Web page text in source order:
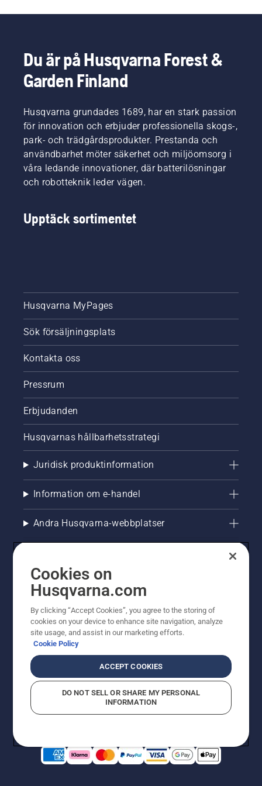
Du är på Husqvarna Forest &
Garden Finland
Husqvarna grundades 1689, har en stark passion
för innovation och erbjuder professionella skogs-,
park- och trädgårdsprodukter. Prestanda och
användbarhet möter säkerhet och miljöomsorg i
våra ledande innovationer, där batterilösningar
och robotteknik leder vägen.
Upptäck sortimentet
Husqvarna MyPages
Sök försäljningsplats
Kontakta oss
Pressrum
Erbjudanden
Husqvarnas hållbarhetsstrategi
Juridisk produktinformation
Information om e-handel
Andra Husqvarna-webbplatser
© Husqvarna AB (publ). All rights reserved. Priserna
som visas är rekommenderade cirkapriser. Alla angivna
priser är rekommenderade försäljningspriser (inkl.
moms) om inte produkten är tillgänglig för direkt köp.
CookiepolicyAnvändningsvillkor Sekretessmeddelande
Företagsinformation
Cookies on
Husqvarna.com
By clicking “Accept Cookies”, you agree to the storing of
cookies on your device to enhance site navigation, analyze
site usage, and assist in our marketing efforts.
Cookie Policy
ACCEPT COOKIES
DO NOT SELL OR SHARE MY PERSONAL
INFORMATION